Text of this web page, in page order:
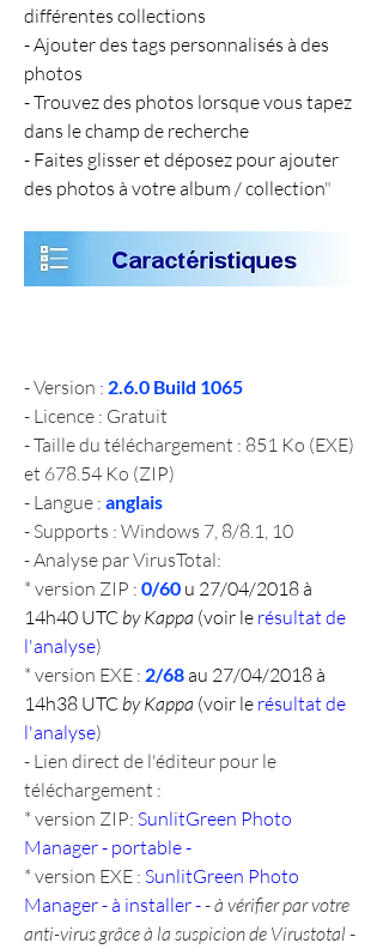
différentes collections
- Ajouter des tags personnalisés à des
photos
- Trouvez des photos lorsque vous tapez
dans le champ de recherche
- Faites glisser et déposez pour ajouter
des photos à votre album / collection"
- Version : 2.6.0 Build 1065
- Licence : Gratuit
- Taille du téléchargement : 851 Ko (EXE)
et 678.54 Ko (ZIP)
- Langue : anglais
- Supports : Windows 7, 8/8.1, 10
- Analyse par VirusTotal:
* version ZIP : 0/60 u 27/04/2018 à
14h40 UTC by Kappa (voir le résultat de
l'analyse)
* version EXE : 2/68 au 27/04/2018 à
14h38 UTC by Kappa (voir le résultat de
l'analyse)
- Lien direct de l'éditeur pour le
téléchargement :
* version ZIP: SunlitGreen Photo
Manager - portable -
* version EXE : SunlitGreen Photo
Manager - à installer - - à vérifier par votre
anti-virus grâce à la suspicion de Virustotal -